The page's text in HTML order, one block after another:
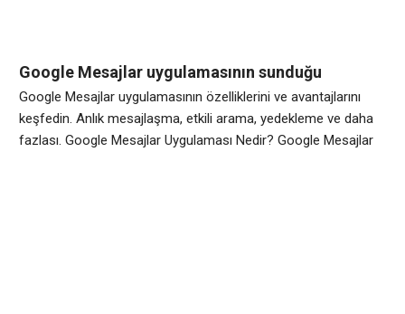
Google Mesajlar uygulamasının sunduğu
özellikler ve avantajları
Google Mesajlar uygulamasının özelliklerini ve avantajlarını
keşfedin. Anlık mesajlaşma, etkili arama, yedekleme ve daha
fazlası. Google Mesajlar Uygulaması Nedir? Google Mesajlar